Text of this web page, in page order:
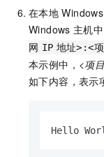
在本地 Windows
Windows 主机
网 IP 地址>:<
本示例中， <项
如下内容，表示
Hello